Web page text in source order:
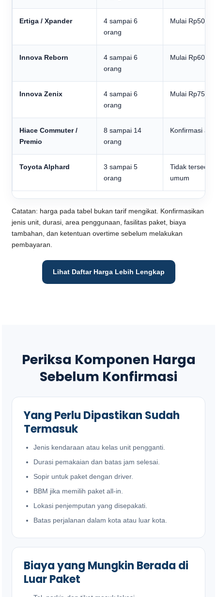
Ertiga / Xpander
4 sampai 6
orang
Mulai
Innova Reborn
4 sampai 6
orang
Mulai
Innova Zenix
4 sampai 6
orang
Mulai
Hiace Commuter /
Premio
8 sampai 14
orang
Konfirmasi
Toyota Alphard
3 sampai 5
orang
Tidak tersedia
umum
Catatan: harga pada tabel bukan tarif mengikat. Konfirmasikan
jenis unit, durasi, area penggunaan, fasilitas paket, biaya
tambahan, dan ketentuan overtime sebelum melakukan
pembayaran.
Lihat Daftar Harga Lebih Lengkap
Periksa Komponen Harga
Sebelum Konfirmasi
Yang Perlu Dipastikan Sudah
Termasuk
Jenis kendaraan atau kelas unit pengganti.
Durasi pemakaian dan batas jam selesai.
Sopir untuk paket dengan driver.
BBM jika memilih paket all-in.
Lokasi penjemputan yang disepakati.
Batas perjalanan dalam kota atau luar kota.
Biaya yang Mungkin Berada di
Luar Paket